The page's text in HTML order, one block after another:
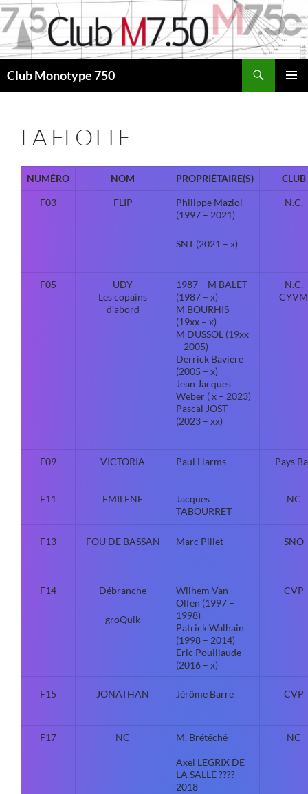
Aller
au
contenu
Club Monotype 750
LA FLOTTE
NUMÉRO NOM PROPRIÉTAIRE(S) CLUB
F03 FLIP
Philippe Maziol
(1997 – 2021)
SNT (2021 – x)
N.C.
F05
UDY
Les copains
d’abord
1987 – M BALET
(1987 – x)
M BOURHIS
(19xx – x)
M DUSSOL (19xx
– 2005)
Derrick Baviere
(2005 – x)
Jean Jacques
Weber ( x – 2023)
Pascal JOST
(2023 – xx)
N.C.
CYVM
F09 VICTORIA Paul Harms Pays
F11 EMILENE
Jacques
TABOURRET
NC
F13 FOU DE BASSAN Marc Pillet SNO
F14 Débranche
groQuik
Wilhem Van
Olfen (1997 –
1998)
Patrick Walhain
(1998 – 2014)
Eric Pouillaude
(2016 – x)
CVP
F15 JONATHAN Jérôme Barre CVP
F17 NC M. Brétéché
Axel LEGRIX DE
LA SALLE ???? –
2018
NC